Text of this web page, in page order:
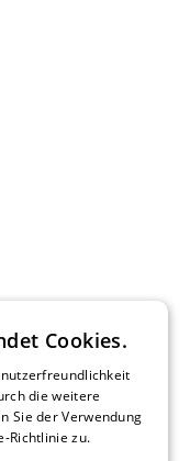
Cookies.
die weitere
Sie der Verwendung
Richtlinie zu.